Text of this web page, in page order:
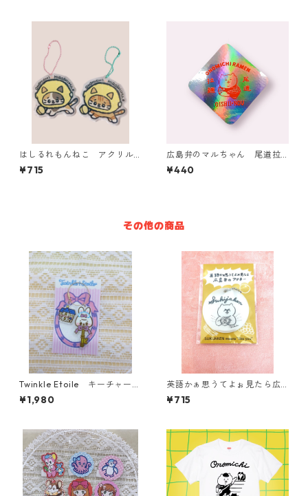
はしるれもんねこ アクリル
キーホルダー【2種】
¥715
広島弁のマルちゃん 尾道拉
麺シリーズ ホログラムステ
ッカー
¥440
その他の商品
Twinkle Etoile キーチャー
ム お屋敷
¥1,980
英語かぁ思うてよぉ見たら広
島弁のアクキー【好きじゃけ
ん】
¥715